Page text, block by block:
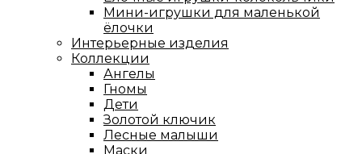
Мини-игрушки для маленькой
ёлочки
Интерьерные изделия
Коллекции
Ангелы
Гномы
Дети
Золотой ключик
Лесные малыши
Маски